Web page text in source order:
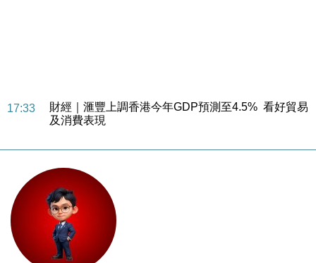
及消費表現
財經｜日經失守6.5萬點後回穩 全周仍升近2%
15:47
財經｜恒隆10月換帥 玩具「反」斗城亞洲CEO蔡德
粦接任
15:11
財經｜韓股反覆波動收跌 連挫7周創逾3年最長跌勢